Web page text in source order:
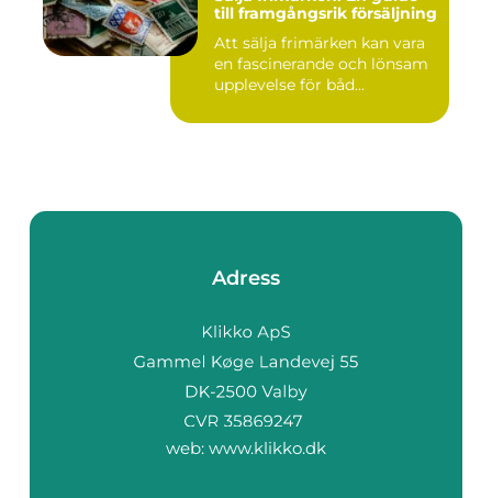
till framgångsrik försäljning
Att sälja frimärken kan vara
en fascinerande och lönsam
upplevelse för båd...
Adress
web: www.klikko.dk